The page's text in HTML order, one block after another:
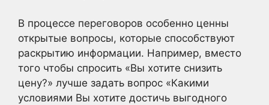
В процессе переговоров особенно ценны
открытые вопросы, которые способствуют
раскрытию информации. Например, вместо
того чтобы спросить «Вы хотите снизить
цену?» лучше задать вопрос «Какими
условиями Вы хотите достичь выгодного